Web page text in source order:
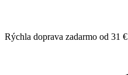
Rýchla doprava zadarmo od 31 €